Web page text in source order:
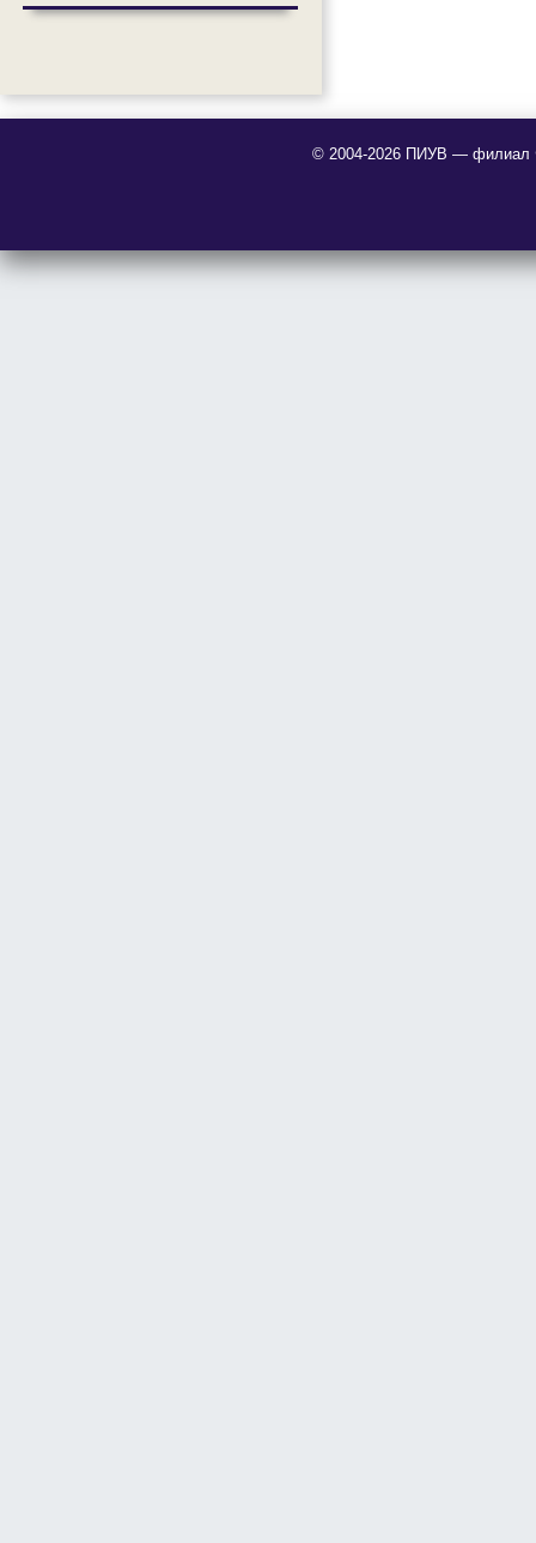
© 2004-2026 ПИУВ — филиал